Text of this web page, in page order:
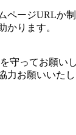
ージURLか
かります。
守ってお願いし
力お願いいたし